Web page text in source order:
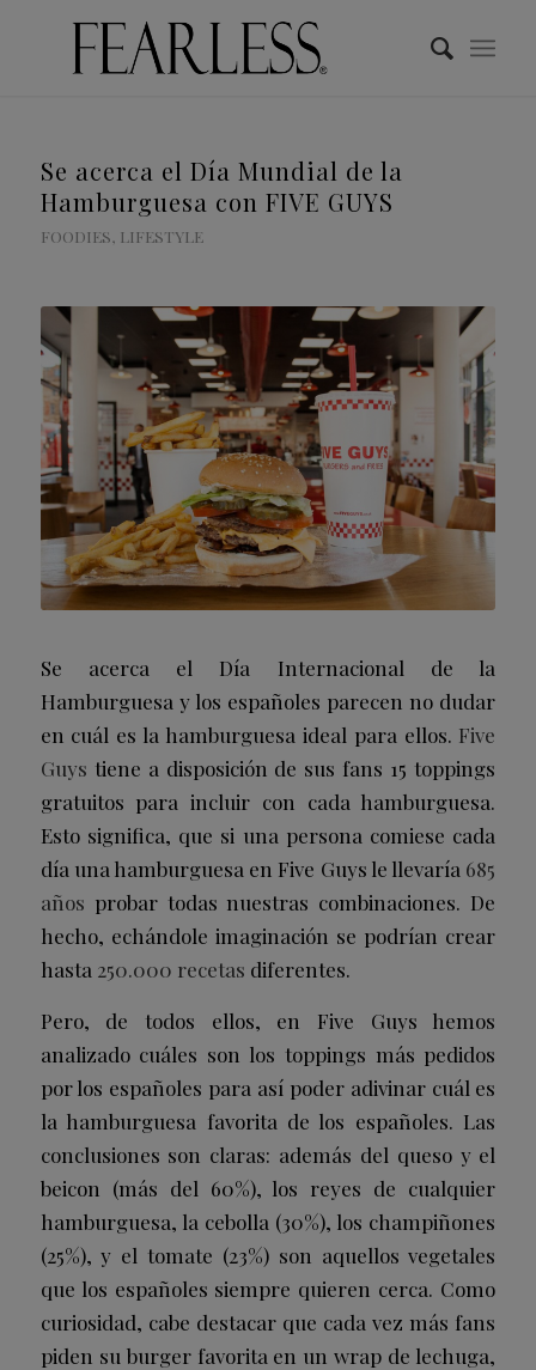
Se acerca el Día Mundial de la
Hamburguesa con FIVE GUYS
FOODIES, LIFESTYLE
Se acerca el Día Internacional de la
Hamburguesa y los españoles parecen no dudar
en cuál es la hamburguesa ideal para ellos. Five
Guys tiene a disposición de sus fans 15 toppings
gratuitos para incluir con cada hamburguesa.
Esto significa, que si una persona comiese cada
día una hamburguesa en Five Guys le llevaría 685
años probar todas nuestras combinaciones. De
hecho, echándole imaginación se podrían crear
hasta 250.000 recetas diferentes.
Pero, de todos ellos, en Five Guys hemos
analizado cuáles son los toppings más pedidos
por los españoles para así poder adivinar cuál es
la hamburguesa favorita de los españoles. Las
conclusiones son claras: además del queso y el
beicon (más del 60%), los reyes de cualquier
hamburguesa, la cebolla (30%), los champiñones
(25%), y el tomate (23%) son aquellos vegetales
que los españoles siempre quieren cerca. Como
curiosidad, cabe destacar que cada vez más fans
piden su burger favorita en un wrap de lechuga,